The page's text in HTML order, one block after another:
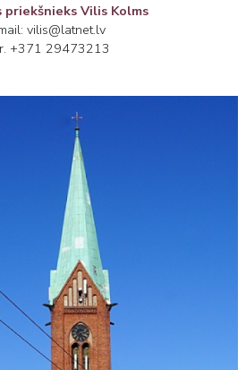
priekšnieks Vilis Kolms
vilis@latnet.lv
+371 29473213